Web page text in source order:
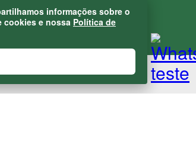
informações sobre o
cookies e nossa Política de